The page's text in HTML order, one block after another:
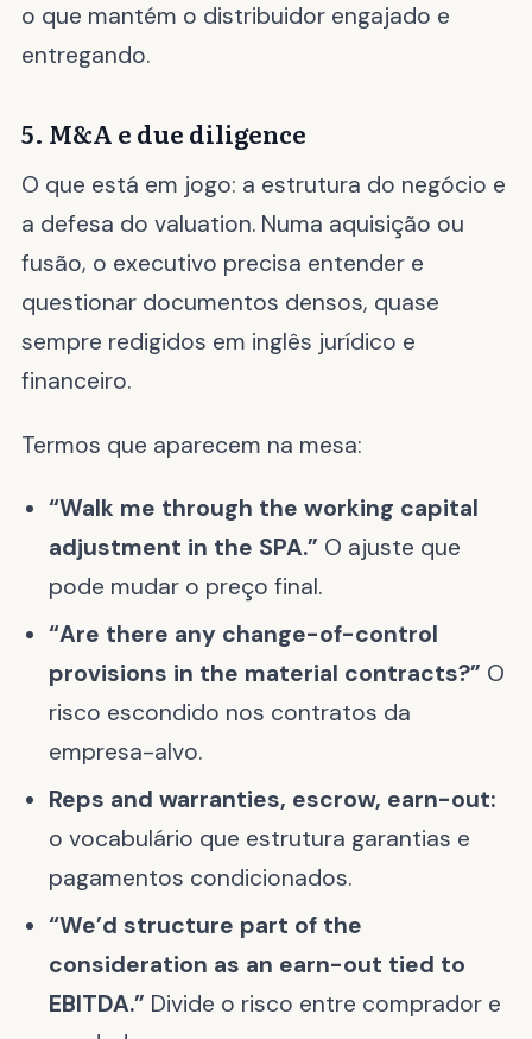
o que mantém o distribuidor engajado e
entregando.
5. M&A e due diligence
O que está em jogo: a estrutura do negócio e
a defesa do valuation. Numa aquisição ou
fusão, o executivo precisa entender e
questionar documentos densos, quase
sempre redigidos em inglês jurídico e
financeiro.
Termos que aparecem na mesa:
“Walk me through the working capital
adjustment in the SPA.” O ajuste que
pode mudar o preço final.
“Are there any change-of-control
provisions in the material contracts?” O
risco escondido nos contratos da
empresa-alvo.
Reps and warranties, escrow, earn-out:
o vocabulário que estrutura garantias e
pagamentos condicionados.
“We’d structure part of the
consideration as an earn-out tied to
EBITDA.” Divide o risco entre comprador e